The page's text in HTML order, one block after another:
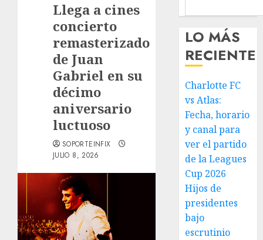
Llega a cines
concierto
remasterizado
de Juan
Gabriel en su
décimo
aniversario
luctuoso
SOPORTEINFIX
JULIO 8, 2026
LO MÁS
RECIENTE
Charlotte FC
vs Atlas:
Fecha, horario
y canal para
ver el partido
de la Leagues
Cup 2026
Hijos de
presidentes
bajo
escrutinio